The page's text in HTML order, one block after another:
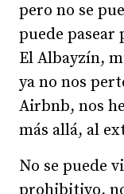
pero no se
puede pasear
El Albayzín,
ya no nos
Airbnb, nos
más allá, al
No se puede